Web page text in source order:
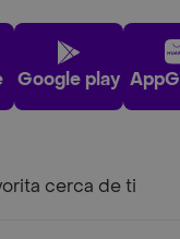
Google play
cerca de ti